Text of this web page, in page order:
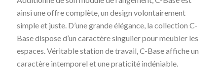
ainsi une offre complète, un design volontairement
simple et juste. D’une grande élégance, la collection C-
Base dispose d’un caractère singulier pour meubler les
espaces. Véritable station de travail, C-Base affiche un
caractère intemporel et une praticité indéniable.